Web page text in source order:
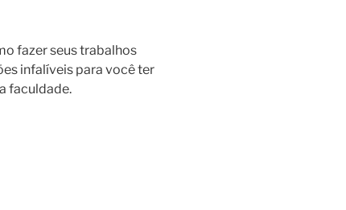
fazer seus trabalhos
infalíveis para você ter
faculdade.